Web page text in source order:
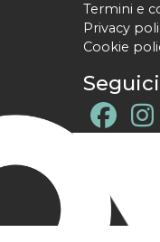
Termini e
Privacy
Cookie
@